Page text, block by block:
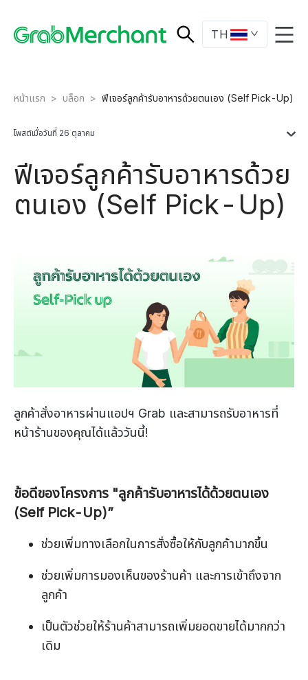
TH
หน้าแรก > บล็อก > ฟีเจอร์ลูกค้ารับอาหารด้วยตนเอง (Self Pick-Up)
โพสต์เมื่อวันที่ 26 ตุลาคม
ฟีเจอร์ลูกค้ารับอาหารด้วย
ตนเอง (Self Pick-Up)
ลูกค้าสั่งอาหารผ่านแอปฯ Grab และสามารถรับอาหารที่
หน้าร้านของคุณได้แล้ววันนี้!
ข้อดีของโครงการ "ลูกค้ารับอาหารได้ด้วยตนเอง
(Self Pick-Up)”
ช่วยเพิ่มทางเลือกในการสั่งซื้อให้กับลูกค้ามากขึ้น
ช่วยเพิ่มการมองเห็นของร้านค้า และการเข้าถึงจาก
ลูกค้า
เป็นตัวช่วยให้ร้านค้าสามารถเพิ่มยอดขายได้มากกว่า
เดิม